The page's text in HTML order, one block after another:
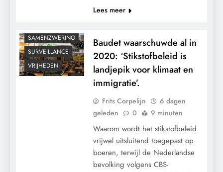
Lees meer
SAMENZWERING
SURVEILLANCE
VRIJHEDEN
Baudet waarschuwde al in
2020: ‘Stikstofbeleid is
landjepik voor klimaat en
immigratie’.
Frits Corpelijn
6 dagen
geleden
0 9 minuten
Waarom wordt het stikstofbeleid
vrijwel uitsluitend toegepast op
boeren, terwijl de Nederlandse
bevolking volgens CBS-